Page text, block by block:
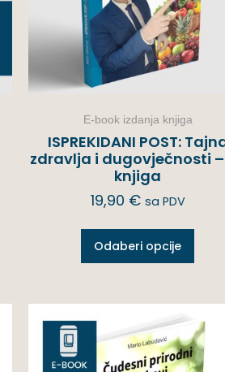
E-book izdanja knjiga
ISPREKIDANI POST:
zdravlja i dugovječnosti
knjiga
19,90 € sa PDV
Odaberi opcije